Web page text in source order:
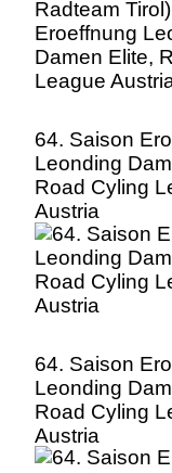
64. Saison
Leonding
Road Cyling
Austria
64. Saison
Leonding
Road Cyling
Austria